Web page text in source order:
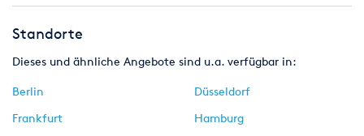
Standorte
Dieses und ähnliche Angebote sind u.a. verfügbar in:
Berlin
Düsseldorf
Frankfurt
Hamburg